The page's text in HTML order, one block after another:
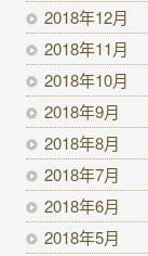
2018年12月
2018年11月
2018年10月
2018年9月
2018年8月
2018年7月
2018年6月
2018年5月